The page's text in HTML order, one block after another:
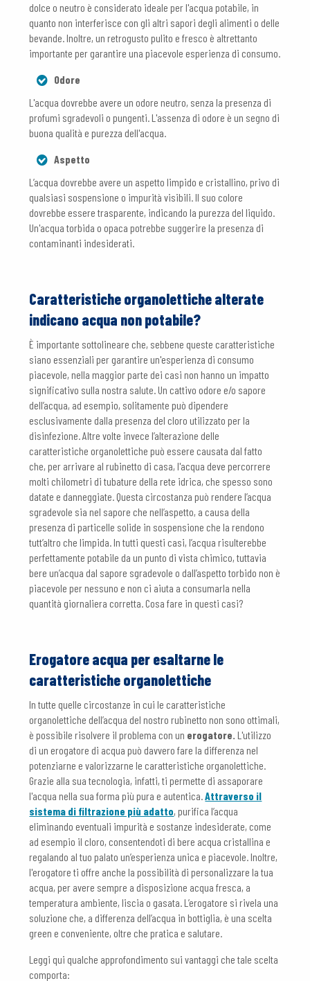
dolce o neutro è considerato ideale per l'acqua potabile, in
quanto non interferisce con gli altri sapori degli alimenti o delle
bevande. Inoltre, un retrogusto pulito e fresco è altrettanto
importante per garantire una piacevole esperienza di consumo.
Odore
L'acqua dovrebbe avere un odore neutro, senza la presenza di
profumi sgradevoli o pungenti. L'assenza di odore è un segno di
buona qualità e purezza dell'acqua.
Aspetto
L’acqua dovrebbe avere un aspetto limpido e cristallino, privo di
qualsiasi sospensione o impurità visibili. Il suo colore
dovrebbe essere trasparente, indicando la purezza del liquido.
Un'acqua torbida o opaca potrebbe suggerire la presenza di
contaminanti indesiderati.
Caratteristiche organolettiche alterate
indicano acqua non potabile?
È importante sottolineare che, sebbene queste caratteristiche
siano essenziali per garantire un'esperienza di consumo
piacevole, nella maggior parte dei casi non hanno un impatto
significativo sulla nostra salute. Un cattivo odore e/o sapore
dell’acqua, ad esempio, solitamente può dipendere
esclusivamente dalla presenza del cloro utilizzato per la
disinfezione. Altre volte invece l’alterazione delle
caratteristiche organolettiche può essere causata dal fatto
che, per arrivare al rubinetto di casa, l'acqua deve percorrere
molti chilometri di tubature della rete idrica, che spesso sono
datate e danneggiate. Questa circostanza può rendere l’acqua
sgradevole sia nel sapore che nell’aspetto, a causa della
presenza di particelle solide in sospensione che la rendono
tutt’altro che limpida. In tutti questi casi, l’acqua risulterebbe
perfettamente potabile da un punto di vista chimico, tuttavia
bere un’acqua dal sapore sgradevole o dall’aspetto torbido non è
piacevole per nessuno e non ci aiuta a consumarla nella
quantità giornaliera corretta. Cosa fare in questi casi?
Erogatore acqua per esaltarne le
caratteristiche organolettiche
In tutte quelle circostanze in cui le caratteristiche
organolettiche dell’acqua del nostro rubinetto non sono ottimali,
è possibile risolvere il problema con un erogatore. L'utilizzo
di un erogatore di acqua può davvero fare la differenza nel
potenziarne e valorizzarne le caratteristiche organolettiche.
Grazie alla sua tecnologia, infatti, ti permette di assaporare
l'acqua nella sua forma più pura e autentica.Attraverso il
sistema di filtrazione più adatto, purifica l’acqua
eliminando eventuali impurità e sostanze indesiderate, come
ad esempio il cloro, consentendoti di bere acqua cristallina e
regalando al tuo palato un’esperienza unica e piacevole. Inoltre,
l'erogatore ti offre anche la possibilità di personalizzare la tua
acqua, per avere sempre a disposizione acqua fresca, a
temperatura ambiente, liscia o gasata. L’erogatore si rivela una
soluzione che, a differenza dell’acqua in bottiglia, è una scelta
green e conveniente, oltre che pratica e salutare.
Leggi qui qualche approfondimento sui vantaggi che tale scelta
comporta: